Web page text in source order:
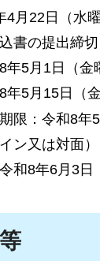
月22日（水曜
書の提出締
年5月1日（金
年5月15日（
限：令和8年
ン又は対面
和8年6月3日